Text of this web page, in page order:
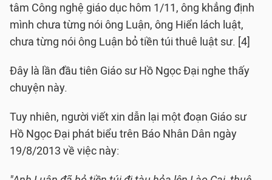
tâm Công nghệ giáo dục hôm 1/11, ông khẳng định
mình chưa từng nói ông Luận, ông Hiển lách luật,
chưa từng nói ông Luận bỏ tiền túi thuê luật sư. [4]
Đây là lần đầu tiên Giáo sư Hồ Ngọc Đại nghe thấy
chuyện này.
Tuy nhiên, người viết xin dẫn lại một đoạn Giáo sư
Hồ Ngọc Đại phát biểu trên Báo Nhân Dân ngày
19/8/2013 về việc này: